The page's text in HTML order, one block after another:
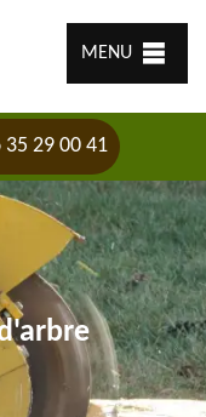
MENU
35 29 00 41